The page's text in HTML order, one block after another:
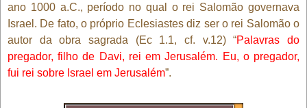
ano 1000 a.C., período no qual o rei Salomão governava
Israel. De fato, o próprio Eclesiastes diz ser o rei Salomão o
autor da obra sagrada (Ec 1.1, cf. v.12) “Palavras do
pregador, filho de Davi, rei em Jerusalém. Eu, o pregador,
fui rei sobre Israel em Jerusalém”.